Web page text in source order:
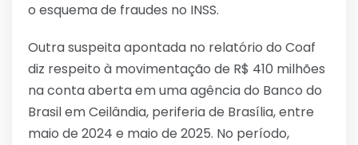
o esquema de fraudes no INSS.
Outra suspeita apontada no relatório do Coaf
diz respeito à movimentação de R$ 410 milhões
na conta aberta em uma agência do Banco do
Brasil em Ceilândia, periferia de Brasília, entre
maio de 2024 e maio de 2025. No período,